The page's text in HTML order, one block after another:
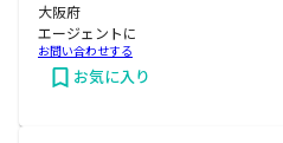
大阪府
エージェントに
お問い合わせする
お気に入り